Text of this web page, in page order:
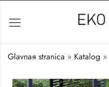
Glavnaя stranica » Katalog »